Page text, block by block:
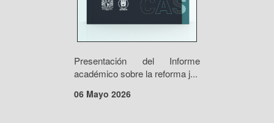
Presentación del Informe
académico sobre la reforma j...
06 Mayo 2026